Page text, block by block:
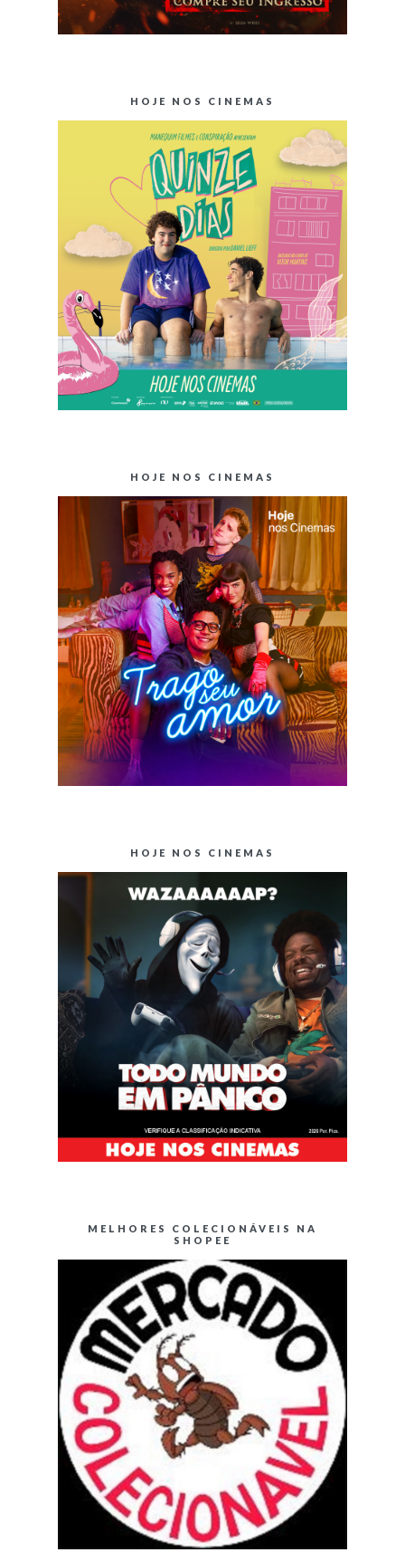
HOJE NOS CINEMAS
HOJE NOS CINEMAS
HOJE NOS CINEMAS
MELHORES COLECIONÁVEIS NA
SHOPEE